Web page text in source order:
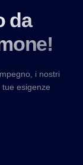
da
i nostri
esigenze